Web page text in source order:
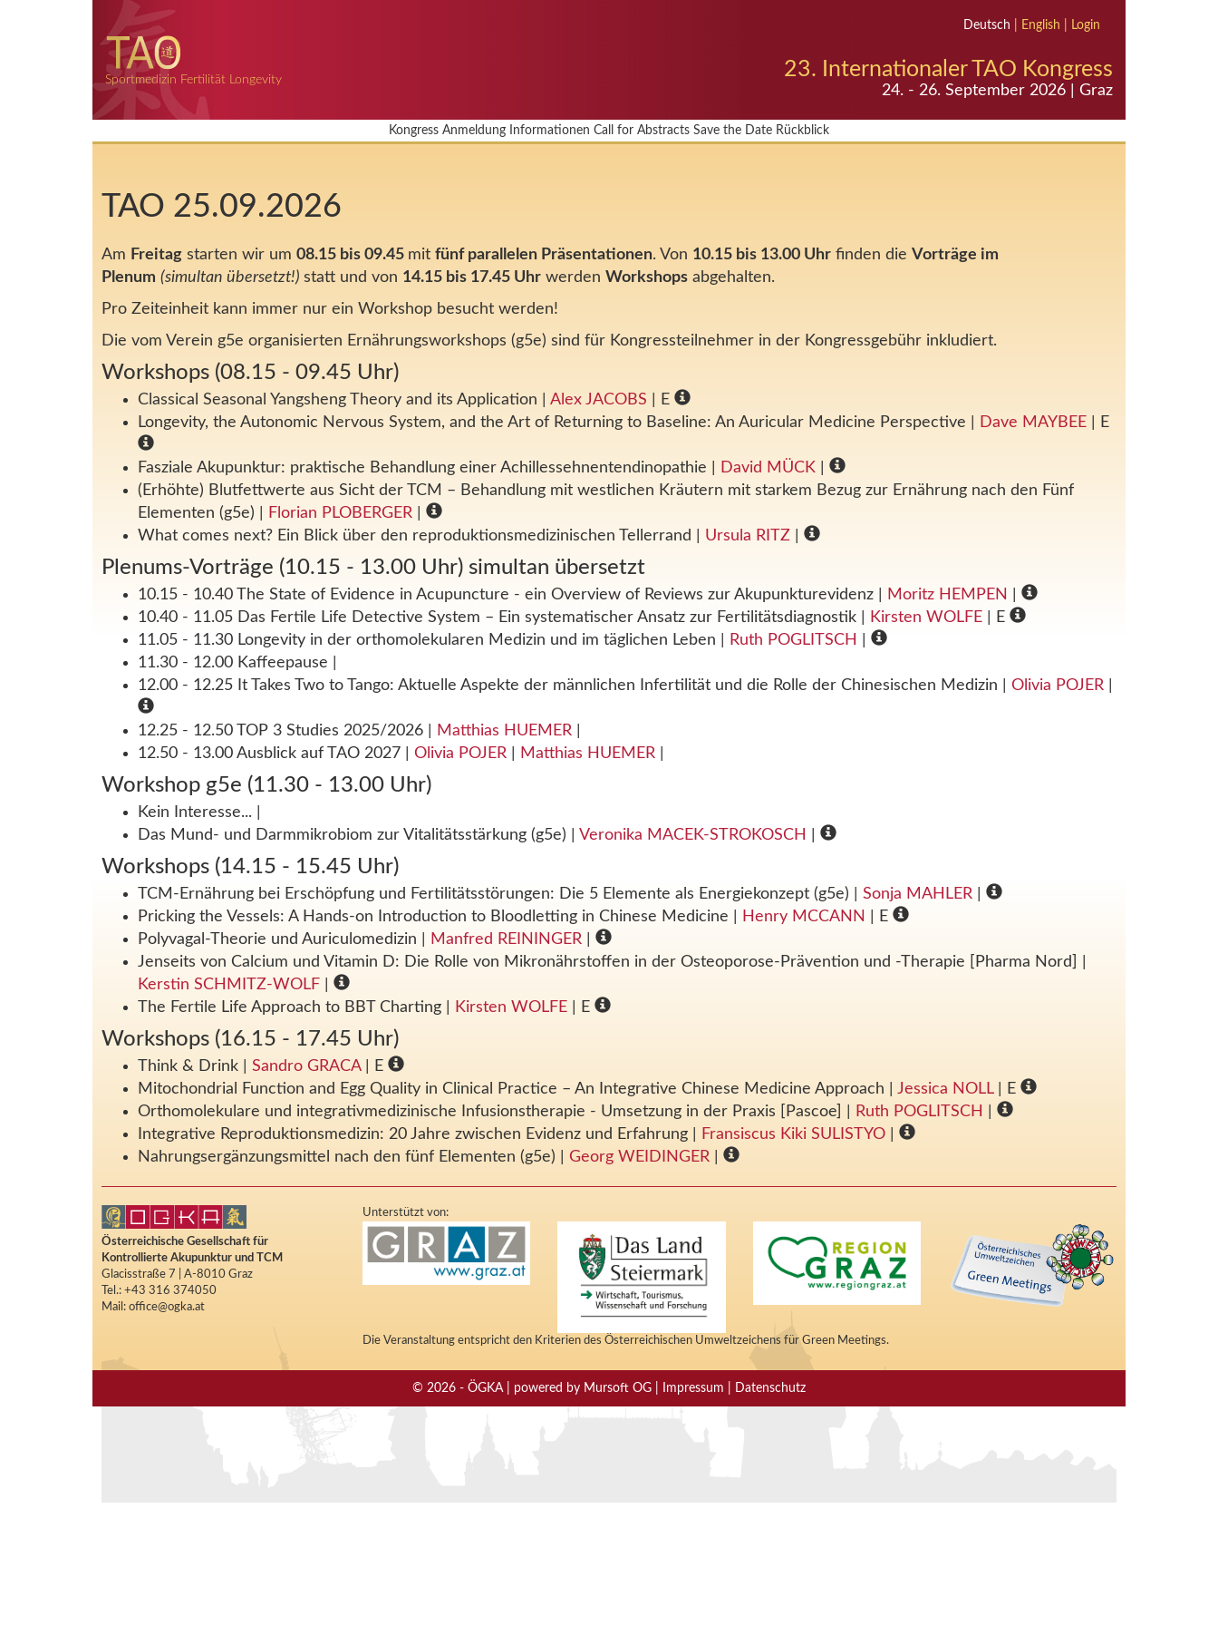
Deutsch English Login
Sportmedizin Fertilität Longevity 23. Internationaler TAO Kongress
24. - 26. September 2026 | Graz
Kongress Anmeldung Informationen Call for Abstracts Save the Date Rückblick
TAO 25.09.2026
Am Freitag starten wir um 08.15 bis 09.45 mit fünf parallelen Präsentationen. Von 10.15 bis 13.00 Uhr finden die Vorträge im
Plenum (simultan übersetzt!) statt und von 14.15 bis 17.45 Uhr werden Workshops abgehalten.
Pro Zeiteinheit kann immer nur ein Workshop besucht werden!
Die vom Verein g5e organisierten Ernährungsworkshops (g5e) sind für Kongressteilnehmer in der Kongressgebühr inkludiert.
Workshops (08.15 - 09.45 Uhr)
Classical Seasonal Yangsheng Theory and its Application Alex JACOBS | E
Longevity, the Autonomic Nervous System, and the Art of Returning to Baseline: An Auricular Medicine Perspective
Dave MAYBEE | E
Fasziale Akupunktur: praktische Behandlung einer Achillessehnentendinopathie David MÜCK
(Erhöhte) Blutfettwerte aus Sicht der TCM – Behandlung mit westlichen Kräutern mit starkem Bezug zur Ernährung nach den Fünf
Elementen (g5e)
Florian PLOBERGER
What comes next? Ein Blick über den reproduktionsmedizinischen Tellerrand
Ursula RITZ
Plenums-Vorträge (10.15 - 13.00 Uhr) simultan übersetzt
10.15 - 10.40 The State of Evidence in Acupuncture - ein Overview of Reviews zur Akupunkturevidenz Moritz HEMPEN
10.40 - 11.05 Das Fertile Life Detective System – Ein systematischer Ansatz zur Fertilitätsdiagnostik
Kirsten WOLFE | E
11.05 - 11.30 Longevity in der orthomolekularen Medizin und im täglichen Leben
Ruth POGLITSCH
11.30 - 12.00 Kaffeepause
12.00 - 12.25 It Takes Two to Tango: Aktuelle Aspekte der männlichen Infertilität und die Rolle der Chinesischen Medizin
Olivia POJER
12.25 - 12.50 TOP 3 Studies 2025/2026 Matthias HUEMER
12.50 - 13.00 Ausblick auf TAO 2027
Olivia POJER Matthias HUEMER
Workshop g5e (11.30 - 13.00 Uhr)
Kein Interesse...
Das Mund- und Darmmikrobiom zur Vitalitätsstärkung (g5e)
Veronika MACEK-STROKOSCH
Workshops (14.15 - 15.45 Uhr)
TCM-Ernährung bei Erschöpfung und Fertilitätsstörungen: Die 5 Elemente als Energiekonzept (g5e) Sonja MAHLER
Pricking the Vessels: A Hands-on Introduction to Bloodletting in Chinese Medicine
Henry MCCANN
| E
Polyvagal-Theorie und Auriculomedizin
Manfred REININGER
Jenseits von Calcium und Vitamin D: Die Rolle von Mikronährstoffen in der Osteoporose-Prävention und -Therapie [Pharma Nord]
Kerstin SCHMITZ-WOLF
The Fertile Life Approach to BBT Charting
Kirsten WOLFE | E
Workshops (16.15 - 17.45 Uhr)
Think & Drink Sandro GRACA| E
Mitochondrial Function and Egg Quality in Clinical Practice – An Integrative Chinese Medicine Approach
Jessica NOLL| E
Orthomolekulare und integrativmedizinische Infusionstherapie - Umsetzung in der Praxis [Pascoe]
Ruth POGLITSCH
Integrative Reproduktionsmedizin: 20 Jahre zwischen Evidenz und Erfahrung
Fransiscus Kiki SULISTYO
Nahrungsergänzungsmittel nach den fünf Elementen (g5e)
Georg WEIDINGER
Österreichische Gesellschaft für
Kontrollierte Akupunktur und TCM
Glacisstraße 7 | A-8010 Graz
Tel.: +43 316 374050
Mail: office@ogka.at
Unterstützt von:
Die Veranstaltung entspricht den Kriterien des Österreichischen Umweltzeichens für Green Meetings.
© 2026 - ÖGKA | powered by Mursoft OG | Impressum | Datenschutz